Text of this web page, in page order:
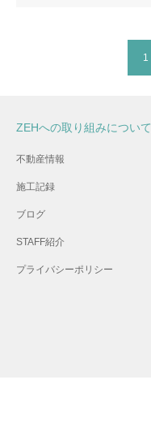
1
ZEHへの取り組みについて
不動産情報
施工記録
ブログ
STAFF紹介
プライバシーポリシー